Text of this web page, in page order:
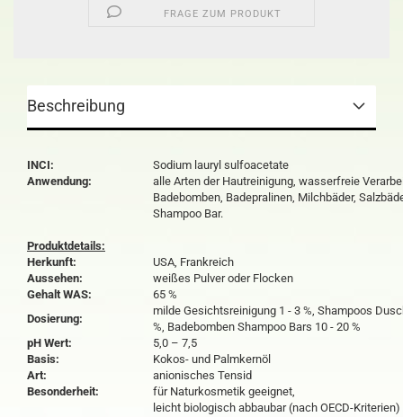
FRAGE ZUM PRODUKT
Beschreibung
INCI:
Sodium lauryl sulfoacetate
Anwendung:
alle Arten der Hautreinigung, wasserfreie
Badebomben, Badepralinen, Milchbäder,
Shampoo Bar.
Produktdetails:
Herkunft:
USA, Frankreich
Aussehen:
weißes Pulver oder Flocken
Gehalt WAS:
65 %
Dosierung:
milde Gesichtsreinigung 1 - 3 %, Shampoos
%, Badebomben Shampoo Bars 10 - 20 %
pH Wert:
5,0 – 7,5
Basis:
Kokos- und Palmkernöl
Art:
anionisches Tensid
Besonderheit:
für Naturkosmetik geeignet,
leicht biologisch abbaubar (nach OECD-Kriterien)